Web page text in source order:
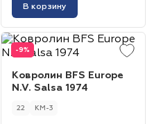
В корзину
-9%
Ковролин BFS Europe
N.V. Salsa 1974
22 КМ-3